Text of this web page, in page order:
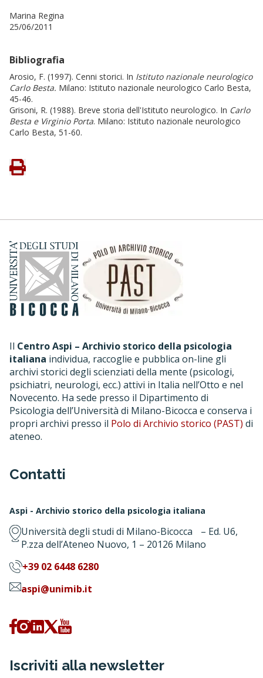
Marina Regina
25/06/2011
Bibliografia
Arosio, F. (1997). Cenni storici. In Istituto nazionale neurologico
Carlo Besta. Milano: Istituto nazionale neurologico Carlo Besta,
45-46.
Grisoni, R. (1988). Breve storia dell'Istituto neurologico. In Carlo
Besta e Virginio Porta. Milano: Istituto nazionale neurologico
Carlo Besta, 51-60.
Il Centro Aspi – Archivio storico della psicologia
italiana individua, raccoglie e pubblica on-line gli
archivi storici degli scienziati della mente (psicologi,
psichiatri, neurologi, ecc.) attivi in Italia nell’Otto e nel
Novecento. Ha sede presso il Dipartimento di
Psicologia dell’Università di Milano-Bicocca e conserva i
propri archivi presso il Polo di Archivio storico (PAST) di
ateneo.
Contatti
Aspi - Archivio storico della psicologia italiana
Università degli studi di Milano-Bicocca – Ed. U6,
P.zza dell’Ateneo Nuovo, 1 – 20126 Milano
+39 02 6448 6280
aspi@unimib.it
Iscriviti alla newsletter